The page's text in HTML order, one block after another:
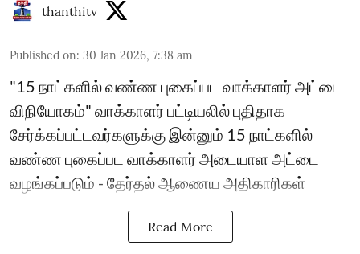
thanthitv
Published on: 30 Jan 2026, 7:38 am
"15 நாட்களில் வண்ண புகைப்பட வாக்காளர் அட்டை
விநியோகம்" வாக்காளர் பட்டியலில் புதிதாக
சேர்க்கப்பட்டவர்களுக்கு இன்னும் 15 நாட்களில்
வண்ண புகைப்பட வாக்காளர் அடையாள அட்டை
வழங்கப்படும் - தேர்தல் ஆணைய அதிகாரிகள்
Read More